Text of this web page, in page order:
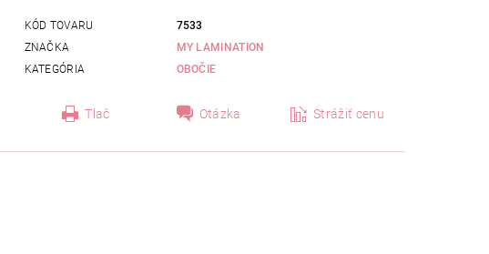
KÓD TOVARU
7533
ZNAČKA
MY LAMINATION
KATEGÓRIA
OBOČIE
Tlač Otázka Strážiť cenu